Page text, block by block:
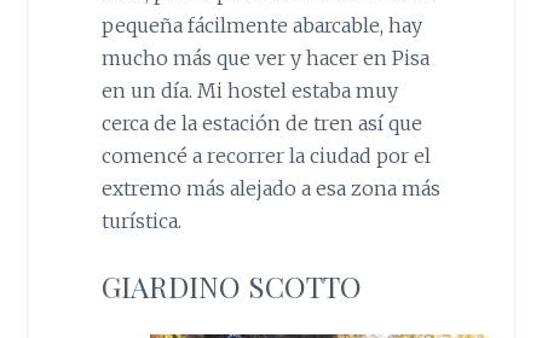
pequeña fácilmente abarcable, hay
mucho más que ver y hacer en Pisa
en un día. Mi hostel estaba muy
cerca de la estación de tren así que
comencé a recorrer la ciudad por el
extremo más alejado a esa zona más
turística.
GIARDINO SCOTTO